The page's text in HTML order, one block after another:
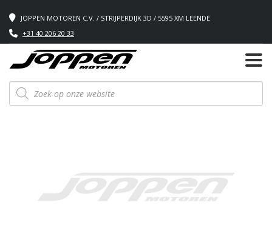
JOPPEN MOTOREN C.V. / STRIJPERDIJK 3D / 5595 XM LEENDE
+31 40 206 20 33
Producten
zoeken